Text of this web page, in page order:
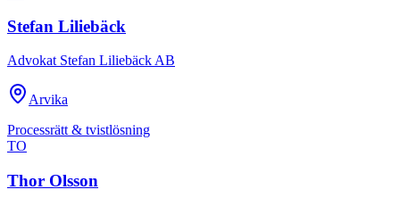
Stefan Liliebäck
Advokat Stefan Liliebäck AB
Arvika
Processrätt & tvistlösning
TO
Thor Olsson